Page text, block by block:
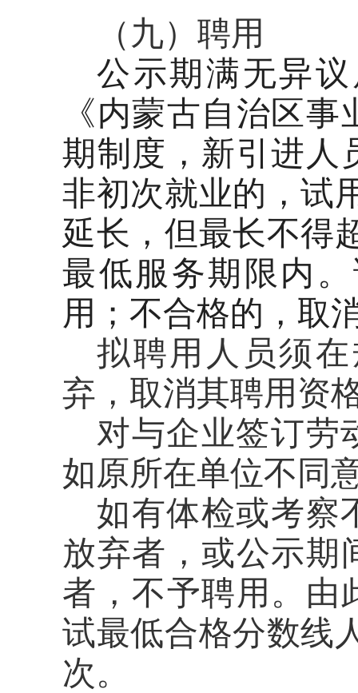
（九）聘用
公示期满无异
《内蒙古自治区
期制度，新引进人
非初次就业的，试
延长，但最长不得
最低服务期限内
用；不合格的，取
拟聘用人员须
弃，取消其聘用资
对与企业签订劳
如原所在单位不同
如有体检或考察
放弃者，或公示期
者，不予聘用。由
试最低合格分数线
次。